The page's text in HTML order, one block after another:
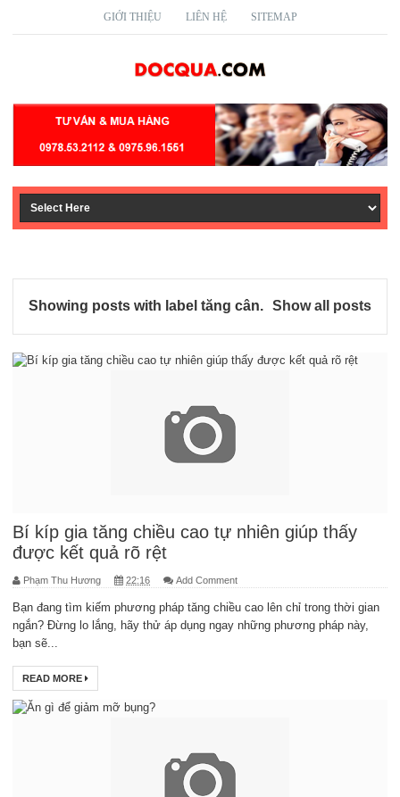
GIỚI THIỆU LIÊN HỆ SITEMAP
Showing posts with label tăng cân. Show all posts
Bí kíp gia tăng chiều cao tự nhiên giúp thấy
được kết quả rõ rệt
Phạm Thu Hương 22:16 Add Comment
Bạn đang tìm kiếm phương pháp tăng chiều cao lên chỉ trong thời gian
ngắn? Đừng lo lắng, hãy thử áp dụng ngay những phương pháp này,
bạn sẽ...
READ MORE